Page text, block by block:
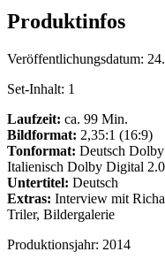
Produktinfos
Veröffentlichungsdatum:
Set-Inhalt: 1
Laufzeit: ca. 99 Min.
Bildformat: 2,35:1 (16:9)
Tonformat: Deutsch
Italienisch Dolby Digital 2.0
Untertitel: Deutsch
Extras: Interview mit
Triler, Bildergalerie
Produktionsjahr: 2014